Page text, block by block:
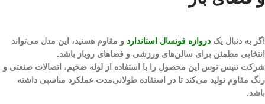
اگر به دنبال یک دروازه فوتسال استاندارد و مقاوم هستید، این مدل می‌تواند
انتخابی مطمئن برای سالن‌های ورزشی و فضاهای روباز باشد.
شرکت تنیس توس این محصول را با استفاده از لوله ضخیم، اتصالات صنعتی و
رنگ مقاوم تولید می‌کند تا در استفاده طولانی‌مدت عملکرد مناسبی داشته
باشد.